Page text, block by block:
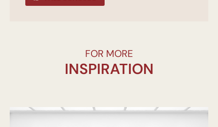
FOR MORE
INSPIRATION